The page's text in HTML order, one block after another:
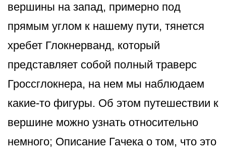
вершины на запад, примерно под
прямым углом к нашему пути, тянется
хребет Глокнерванд, который
представляет собой полный траверс
Гроссглокнера, на нем мы наблюдаем
какие-то фигуры. Об этом путешествии к
вершине можно узнать относительно
немного; Описание Гачека о том, что это